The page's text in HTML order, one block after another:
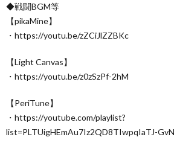
◆戦闘BGM等
【pikaMine】
・https://youtu.be/zZCiJlZZBKc
【Light Canvas】
・https://youtu.be/z0zSzPf-2hM
【PeriTune】
・https://youtube.com/playlist?
list=PLTUigHEmAu7Iz2QD8TIwpqIaTJ-